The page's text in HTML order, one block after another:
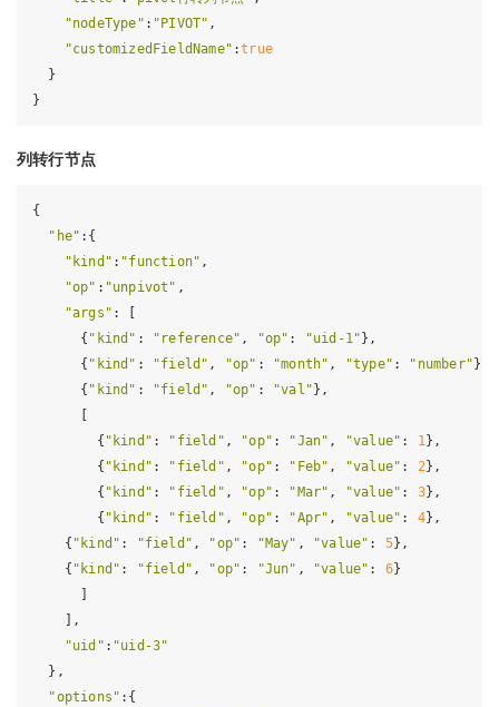
"nodeType" : "PIVOT" ,
"customizedFieldName" :true
  }
列转行节点
{
"he" :{
"kind" : "function" ,
"op" : "unpivot" ,
"args" : [
      {
"kind" : "reference" , "op" : "uid-1"
      {
"kind" : "field" , "op" : "month" , "type" : "number"
      {
"kind" : "field" , "op" : "val"
        {
"kind" : "field" , "op" : "Jan" , "value" : 1
        {
"kind" : "field" , "op" : "Feb" , "value" : 2},
        {
"kind" : "field" , "op" : "Mar" , "value" : 3},
        {
"kind" : "field" , "op" : "Apr" , "value" : 4},
    {
"kind" : "field" , "op" : "May" , "value" : 5},
    {
"kind" : "field" , "op" : "Jun" , "value" : 6}
    ],
"uid" : "uid-3"
  },
"options" :{